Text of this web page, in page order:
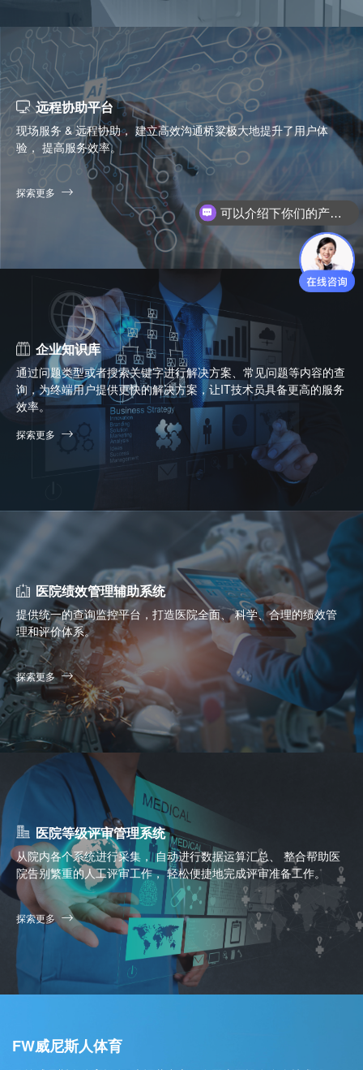
远程协助平台
现场服务 & 远程协助， 建立高效沟通桥粱极大地提升了用户体
验， 提高服务效率。
探索更多
企业知识库
通过问题类型或者搜索关键字进行解决方案、常见问题等内容的查
询，为终端用户提供更快的解决方案，让IT技术员具备更高的服务
效率。
探索更多
医院绩效管理辅助系统
提供统一的查询监控平台，打造医院全面、 科学、合理的绩效管
理和评价体系。
探索更多
医院等级评审管理系统
从院内各个系统进行采集， 自动进行数据运算汇总、 整合帮助医
院告别繁重的人工评审工作， 轻松便捷地完成评审准备工作。
探索更多
FW威尼斯人体育
你们是怎么收费的呢？